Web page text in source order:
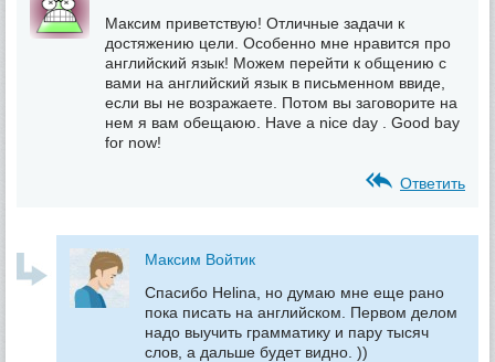
Максим приветствую! Отличные задачи к
достяжению цели. Особенно мне нравится про
английский язык! Можем перейти к общению с
вами на английский язык в письменном ввиде,
если вы не возражаете. Потом вы заговорите на
нем я вам обещаюю. Have a nice day . Good bay
for now!
Ответить
Максим Войтик
Спасибо Helina, но думаю мне еще рано
пока писать на английском. Первом делом
надо выучить грамматику и пару тысяч
слов, а дальше будет видно. ))